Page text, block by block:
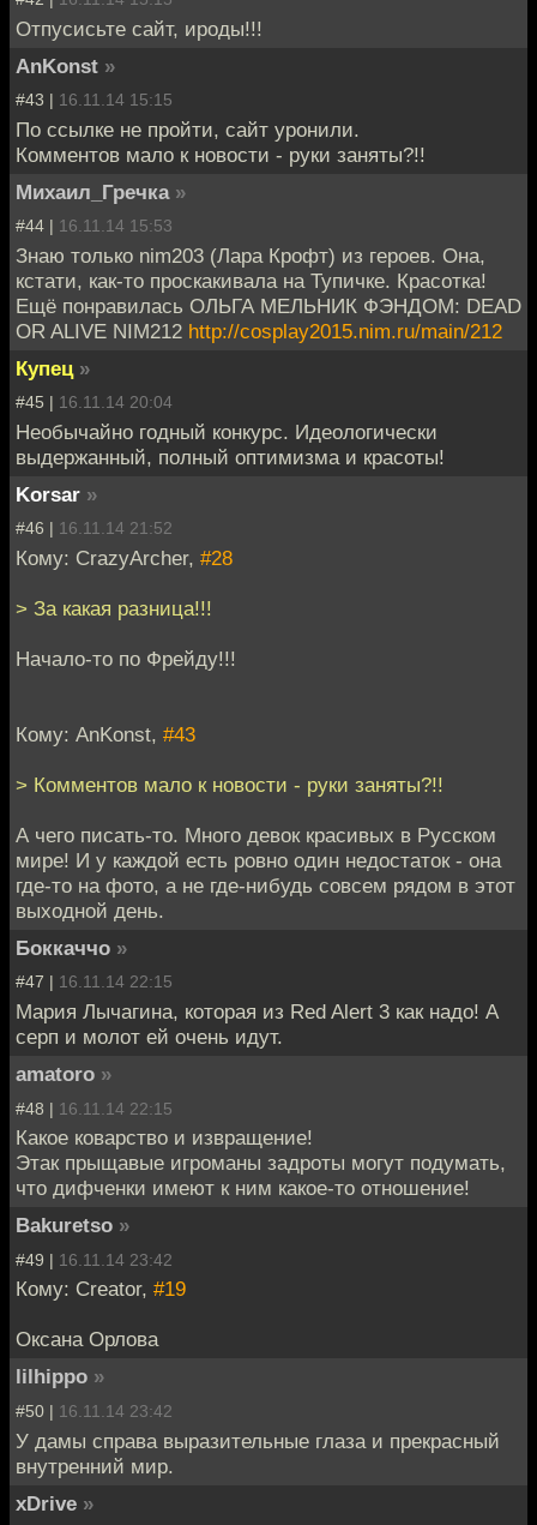
Отпусисьте сайт, ироды!!!
AnKonst »
#43 | 16.11.14 15:15
По ссылке не пройти, сайт уронили.
Комментов мало к новости - руки заняты?!!
Михаил_Гречка »
#44 | 16.11.14 15:53
Знаю только nim203 (Лара Крофт) из героев. Она,
кстати, как-то проскакивала на Тупичке. Красотка!
Ещё понравилась ОЛЬГА МЕЛЬНИК ФЭНДОМ: DEAD
OR ALIVE NIM212 http://cosplay2015.nim.ru/main/212
Купец »
#45 | 16.11.14 20:04
Необычайно годный конкурс. Идеологически
выдержанный, полный оптимизма и красоты!
Korsar »
#46 | 16.11.14 21:52
Кому: CrazyArcher, #28
> За какая разница!!!
Начало-то по Фрейду!!!
Кому: AnKonst, #43
> Комментов мало к новости - руки заняты?!!
А чего писать-то. Много девок красивых в Русском
мире! И у каждой есть ровно один недостаток - она
где-то на фото, а не где-нибудь совсем рядом в этот
выходной день.
Боккаччо »
#47 | 16.11.14 22:15
Мария Лычагина, которая из Red Alert 3 как надо! А
серп и молот ей очень идут.
amatoro »
#48 | 16.11.14 22:15
Какое коварство и извращение!
Этак прыщавые игроманы задроты могут подумать,
что дифченки имеют к ним какое-то отношение!
Bakuretso »
#49 | 16.11.14 23:42
Кому: Creator, #19
Оксана Орлова
lilhippo »
#50 | 16.11.14 23:42
У дамы справа выразительные глаза и прекрасный
внутренний мир.
xDrive »